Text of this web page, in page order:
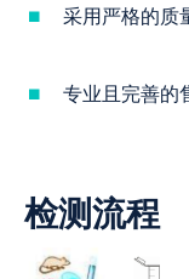
采用严格的质
专业且完善的
检测流程